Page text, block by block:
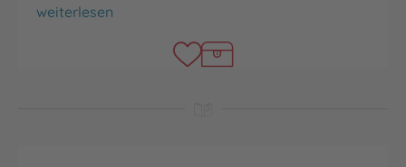
Keltic Kingdom
weiterlesen